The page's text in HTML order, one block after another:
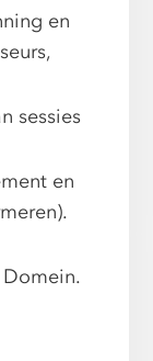
en
sessies
en